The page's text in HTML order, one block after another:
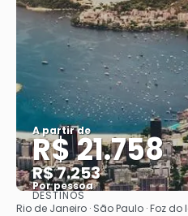
A partir de
R$ 21.758
R$ 7.253
Por pessoa
Saiba
DESTINOS
Rio de Janeiro · São Paulo · Foz